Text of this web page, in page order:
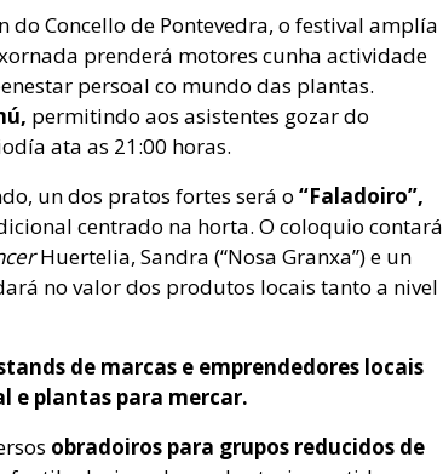
Concello de Pontevedra, o festival amplía
prenderá motores cunha actividade
persoal co mundo das plantas.
permitindo aos asistentes gozar do
ata as 21:00 horas.
un dos pratos fortes será o “Faladoiro”,
centrado na horta. O coloquio contará
Huertelia, Sandra (“Nosa Granxa”) e un
no valor dos produtos locais tanto a nivel
de marcas e emprendedores locais
e plantas para mercar.
obradoiros para grupos reducidos de